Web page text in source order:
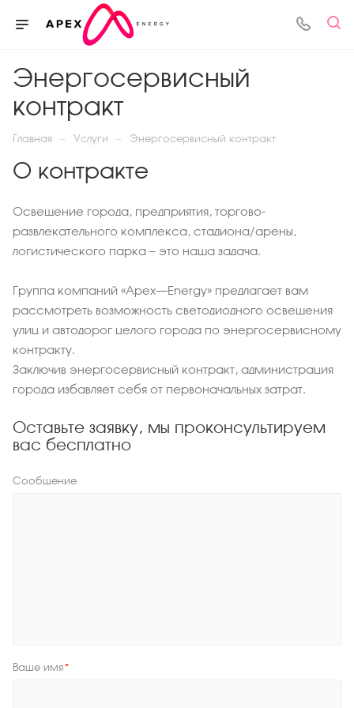
Энергосервисный
контракт
Главная — Услуги — Энергосервисный контракт
О контракте
Освещение города, предприятия, торгово-
развлекательного комплекса, стадиона/арены,
логистического парка — это наша задача.
Группа компаний «‎Apex–Energy» предлагает вам
рассмотреть возможность светодиодного освещения
улиц и автодорог целого города по энергосервисному
контракту.
Заключив энергосервисный контракт, администрация
города избавляет себя от первоначальных затрат.
Оставьте заявку, мы проконсультируем
вас бесплатно
Сообщение
Ваше имя*